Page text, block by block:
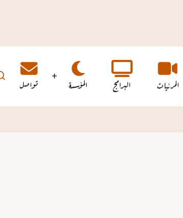
المرئيات البرامج المؤسسة تواصل